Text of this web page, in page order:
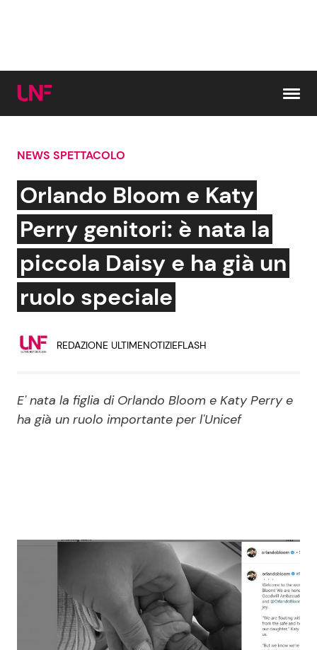
Cerca:
News e Cronaca
Attualità Italiana
Dal Mondo
Politica
Gossip e TV
Bellezze VIP
Reality e Talent
News Spettacolo
NEWS SPETTACOLO
Orlando Bloom e Katy
Perry genitori: è nata la
piccola Daisy e ha già un
ruolo speciale
REDAZIONE ULTIMENOTIZIEFLASH
E' nata la figlia di Orlando Bloom e Katy Perry e
ha già un ruolo importante per l'Unicef